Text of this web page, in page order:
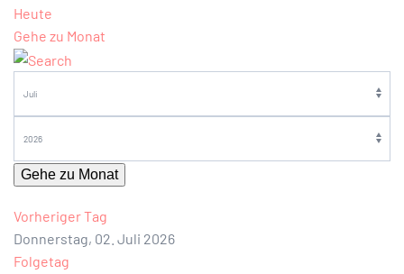
Heute
Gehe zu Monat
Gehe zu Monat
Vorheriger Tag
Donnerstag, 02. Juli 2026
Folgetag